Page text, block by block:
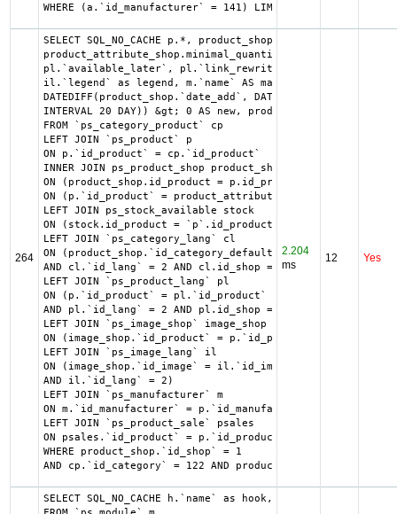
WHERE (a.`id_manufacturer` = 141) LIMIT 1
264
SELECT SQL_NO_CACHE p.*, product_shop.*,
product_attribute_shop.minimal_quantity AS
pl.`available_later`, pl.`link_rewrite`,
il.`legend` as legend, m.`name` AS manufacturer_name,
DATEDIFF(product_shop.`date_add`, DATE_SUB("2026-08-09
INTERVAL 20 DAY)) &gt; 0 AS new, product_shop.price
FROM `ps_category_product` cp
LEFT JOIN `ps_product` p
ON p.`id_product` = cp.`id_product`
INNER JOIN ps_product_shop product_shop
ON (product_shop.id_product = p.id_product AND
ON (p.`id_product` = product_attribute_shop.`id_product`
LEFT JOIN ps_stock_available stock
ON (stock.id_product = `p`.id_product AND
LEFT JOIN `ps_category_lang` cl
ON (product_shop.`id_category_default` = cl.`id_category`
AND cl.`id_lang` = 2 AND cl.id_shop = 1 )
LEFT JOIN `ps_product_lang` pl
ON (p.`id_product` = pl.`id_product`
AND pl.`id_lang` = 2 AND pl.id_shop = 1 )
LEFT JOIN `ps_image_shop` image_shop
ON (image_shop.`id_product` = p.`id_product` AND
LEFT JOIN `ps_image_lang` il
ON (image_shop.`id_image` = il.`id_image`
AND il.`id_lang` = 2)
LEFT JOIN `ps_manufacturer` m
ON m.`id_manufacturer` = p.`id_manufacturer`
LEFT JOIN `ps_product_sale` psales
ON psales.`id_product` = p.`id_product`
WHERE product_shop.`id_shop` = 1
AND cp.`id_category` = 122 AND product_shop.`active` =
2.204
ms
12 Yes
SELECT SQL_NO_CACHE h.`name` as hook, m.`id_module`,